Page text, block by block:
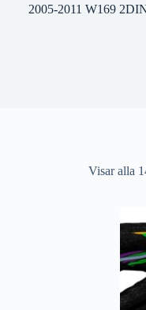
2005-2011 W169
Visar alla